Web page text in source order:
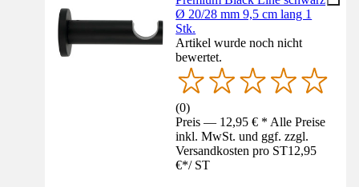
Ø 20/28 mm 9,5 cm lang 1
Stk.
Artikel wurde noch nicht
bewertet.
(0)
Preis — 12,95 € * Alle Preise
inkl. MwSt. und ggf. zzgl.
Versandkosten pro ST12,95
€*/ ST